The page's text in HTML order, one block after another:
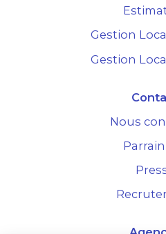
Gestion
Gestion
Nous